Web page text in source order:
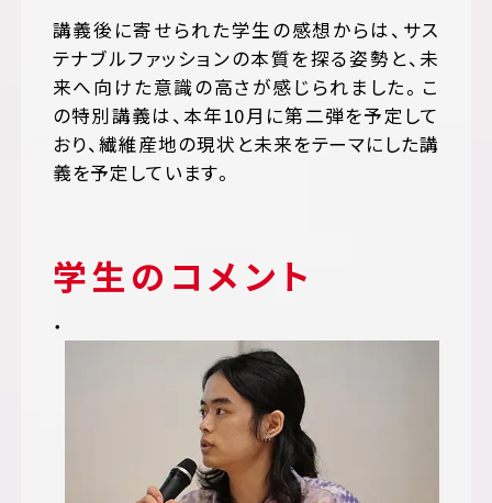
講義後に寄せられた学生の感想からは、サス
テナブルファッションの本質を探る姿勢と、未
来へ向けた意識の高さが感じられました。こ
の特別講義は、本年10月に第二弾を予定して
おり、繊維産地の現状と未来をテーマにした講
義を予定しています。
学生のコメント